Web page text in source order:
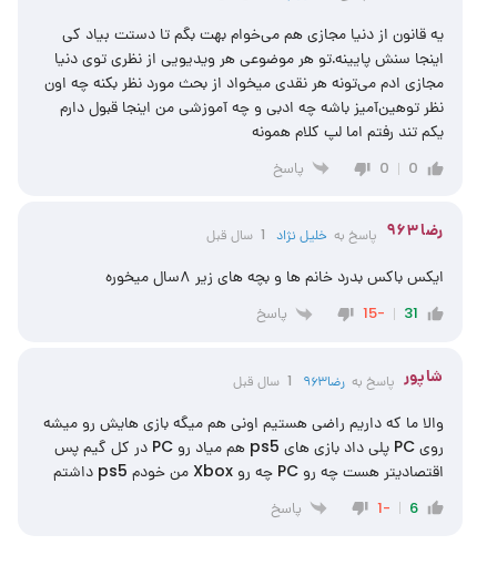
یه قانون از دنیا مجازی هم می‌خوام بهت بگم تا دستت بیاد کی
اینجا سنش پایینه.تو هر موضوعی هر ویدیویی از نظری توی دنیا
مجازی ادم می‌تونه هر نقدی میخواد از بحث مورد نظر بکنه چه اون
نظر توهین‌آمیز باشه چه ادبی و چه آموزشی من اینجا قبول دارم
یکم تند رفتم اما لپ کلام همونه
0
0 پاسخ
رضا۹۶۳ پاسخ به خلیل نژاد 1 سال قبل
ایکس باکس بدرد خانم ها و بچه های زیر ۸سال میخوره
31
-15 پاسخ
شاپور پاسخ بهرضا۹۶۳ 1 سال قبل
والا ما که داریم راضی هستیم اونی هم میگه بازی هایش رو میشه
روی PC پلی داد بازی های ps5 هم میاد رو PC در کل گیم پس
اقتصادیتر هست چه رو PC چه رو Xbox من خودم ps5 داشتم
6
-1 پاسخ